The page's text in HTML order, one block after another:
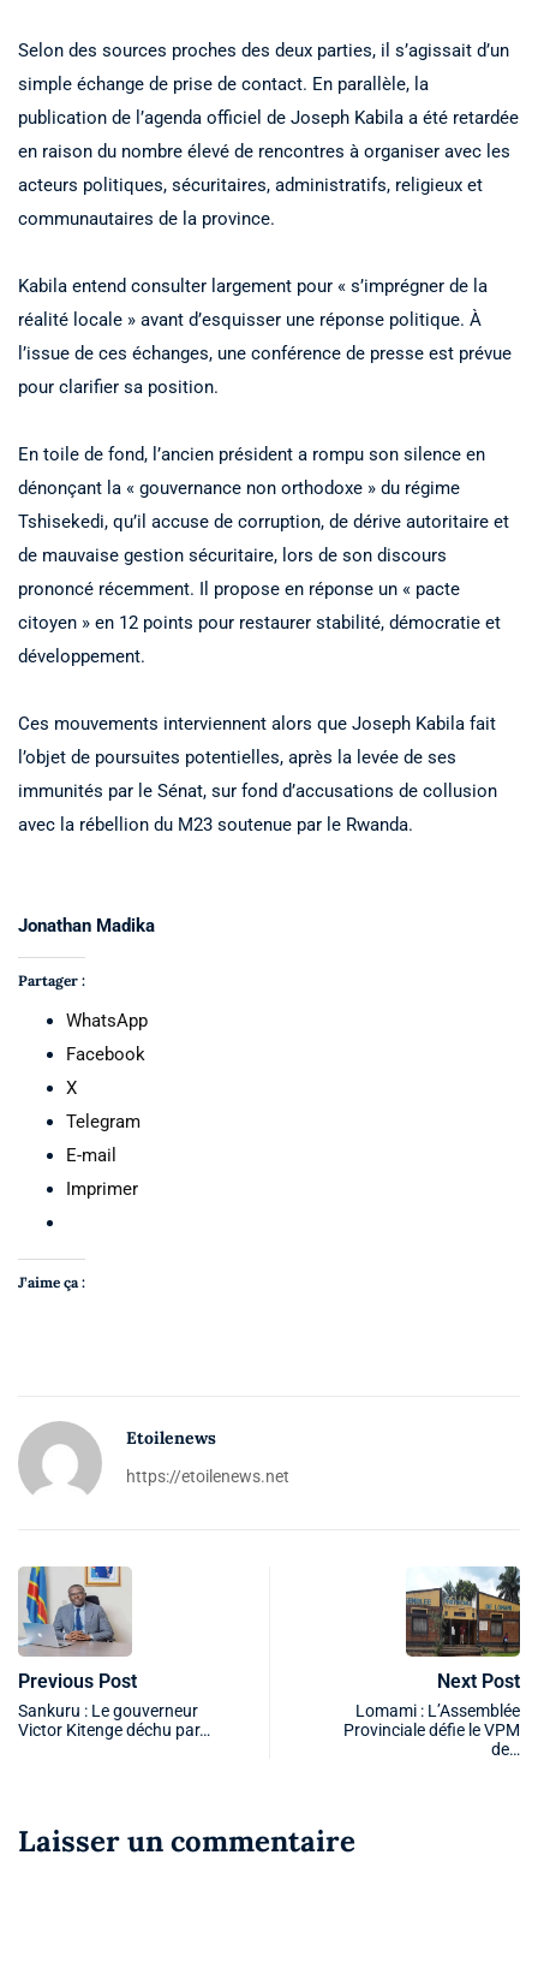
Selon des sources proches des deux parties, il s’agissait d’un
simple échange de prise de contact. En parallèle, la
publication de l’agenda officiel de Joseph Kabila a été retardée
en raison du nombre élevé de rencontres à organiser avec les
acteurs politiques, sécuritaires, administratifs, religieux et
communautaires de la province.
Kabila entend consulter largement pour « s’imprégner de la
réalité locale » avant d’esquisser une réponse politique. À
l’issue de ces échanges, une conférence de presse est prévue
pour clarifier sa position.
En toile de fond, l’ancien président a rompu son silence en
dénonçant la « gouvernance non orthodoxe » du régime
Tshisekedi, qu’il accuse de corruption, de dérive autoritaire et
de mauvaise gestion sécuritaire, lors de son discours
prononcé récemment. Il propose en réponse un « pacte
citoyen » en 12 points pour restaurer stabilité, démocratie et
développement.
Ces mouvements interviennent alors que Joseph Kabila fait
l’objet de poursuites potentielles, après la levée de ses
immunités par le Sénat, sur fond d’accusations de collusion
avec la rébellion du M23 soutenue par le Rwanda.
Jonathan Madika
Partager :
WhatsApp
Facebook
X
Telegram
E-mail
Imprimer
J’aime ça :
Etoilenews
https://etoilenews.net
Previous Post
Sankuru : Le gouverneur
Victor Kitenge déchu par…
Next Post
Lomami : L’Assemblée
Provinciale défie le VPM
de…
Laisser un commentaire